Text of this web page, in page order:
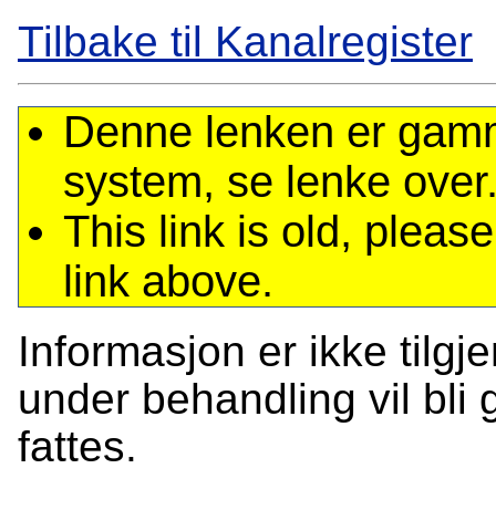
Tilbake til Kanalregister
Denne lenken er
system, se lenke
This link is old,
link above.
Informasjon er ikke
under behandling vil bli
fattes.